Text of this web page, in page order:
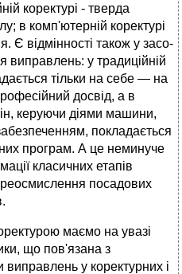
коректурі - тверда
в комп'ютерній коректурі
Є відмінності також у засо­
виправлень: у традиційній
тільки на себе — на
досвід, а в
керуючи діями машини,
покладається
програм. А це неминуче
класичних етапів
посадових
маємо на увазі
що пов'язана з
у коректурних і